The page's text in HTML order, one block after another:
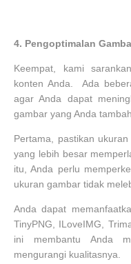
4. Pengoptimalan
Keempat, kami
konten Anda. Ada
agar Anda dapat
gambar yang Anda
Pertama, pastikan
yang lebih besar
itu, Anda perlu
ukuran gambar tidak
Anda dapat
TinyPNG, ILoveIMG,
ini membantu Anda
mengurangi kualitasnya.